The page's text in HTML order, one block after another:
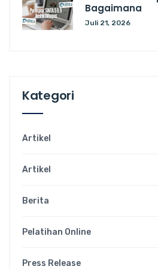
Bagaimana
Juli 21, 2026
Kategori
Artikel
Artikel
Berita
Pelatihan Online
Press Release